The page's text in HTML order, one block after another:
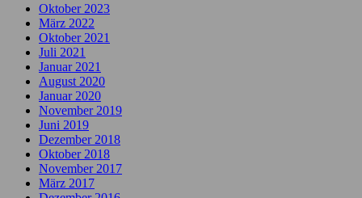
Oktober 2023
März 2022
Oktober 2021
Juli 2021
Januar 2021
August 2020
Januar 2020
November 2019
Juni 2019
Dezember 2018
Oktober 2018
November 2017
März 2017